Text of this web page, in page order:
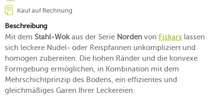
Kauf auf Rechnung
Beschreibung
Mit dem Stahl-Wokaus der Serie Norden von Fiskars lassen
sich leckere Nudel- oder Reispfannen unkompliziert und
homogen zubereiten. Die hohen Ränder und die konvexe
Formgebung ermöglichen, in Kombination mit dem
Mehrschichtprinzip des Bodens, ein effizientes und
gleichmäßiges Garen Ihrer Leckereien.